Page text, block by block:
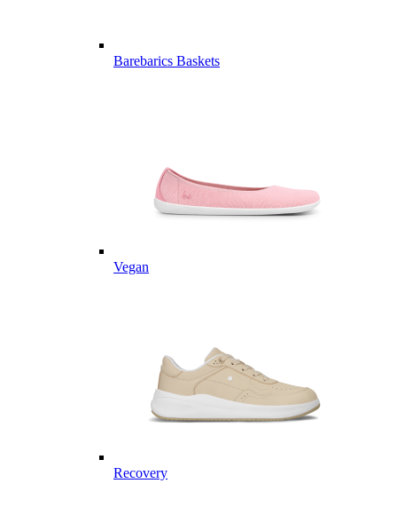
Barebarics Baskets
Vegan
Recovery